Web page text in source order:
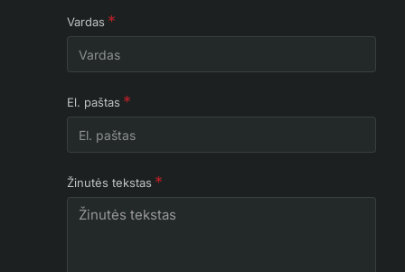
Vardas
El. paštas
Žinutės tekstas